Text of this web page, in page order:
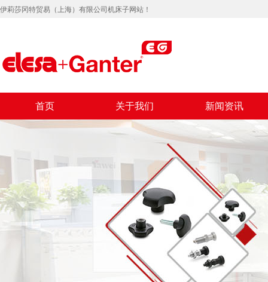
伊莉莎冈特贸易（上海）有限公司机床子网站！
首页 关于我们 新闻资讯